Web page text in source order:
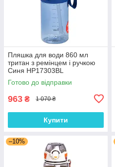
Пляшка для води 860 мл
тритан з ремінцем і ручкою
Синя HP17303BL
Готово до відправки
963 ₴ 1 070 ₴
Купити
–10%